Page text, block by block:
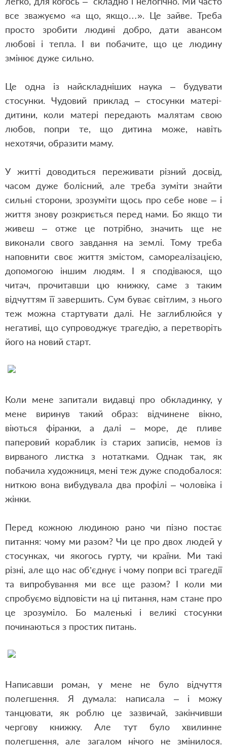
все зважуємо «а що, якщо…». Це зайве. Треба
просто зробити людині добро, дати авансом
любові і тепла. І ви побачите, що це людину
змінює дуже сильно.
Це одна із найскладніших наука – будувати
стосунки. Чудовий приклад – стосунки матері-
дитини, коли матері передають малятам свою
любов, попри те, що дитина може, навіть
нехотячи, образити маму.
У житті доводиться переживати різний досвід,
часом дуже болісний, але треба зуміти знайти
сильні сторони, зрозуміти щось про себе нове – і
життя знову розкриється перед нами. Бо якщо ти
живеш – отже це потрібно, значить ще не
виконали свого завдання на землі. Тому треба
наповнити своє життя змістом, самореалізацією,
допомогою іншим людям. І я сподіваюся, що
читач, прочитавши цю книжку, саме з таким
відчуттям її завершить. Сум буває світлим, з нього
теж можна стартувати далі. Не заглиблюйся у
негативі, що супроводжує трагедію, а перетворіть
його на новий старт.
Коли мене запитали видавці про обкладинку, у
мене виринув такий образ: відчинене вікно,
віються фіранки, а далі – море, де пливе
паперовий кораблик із старих записів, немов із
вирваного листка з нотатками. Однак так, як
побачила художниця, мені теж дуже сподобалося:
ниткою вона вибудувала два профілі – чоловіка і
жінки.
Перед кожною людиною рано чи пізно постає
питання: чому ми разом? Чи це про двох людей у
стосунках, чи якогось гурту, чи країни. Ми такі
різні, але що нас об’єднує і чому попри всі трагедії
та випробування ми все ще разом? І коли ми
спробуємо відповісти на ці питання, нам стане про
це зрозуміло. Бо маленькі і великі стосунки
починаються з простих питань.
Написавши роман, у мене не було відчуття
полегшення. Я думала: написала – і можу
танцювати, як роблю це зазвичай, закінчивши
чергову книжку. Але тут було хвилинне
полегшення, але загалом нічого не змінилося.